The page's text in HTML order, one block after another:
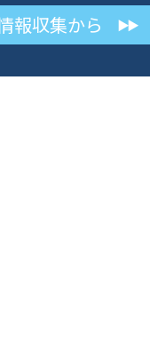
報収集から ▶▶